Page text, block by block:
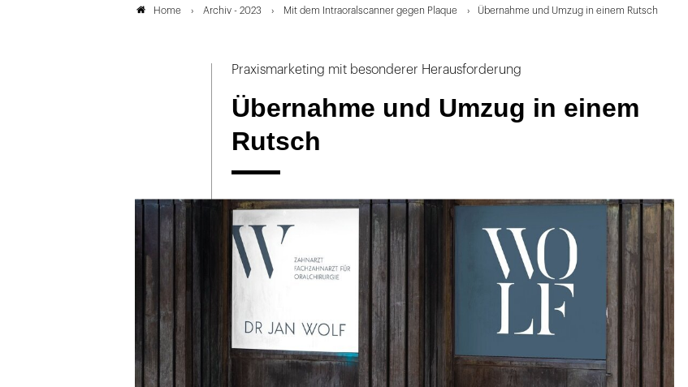
Home Archiv - 2023 Mit dem Intraoralscanner gegen Plaque Übernahme und Umzug in einem Rutsch
Praxismarketing mit besonderer Herausforderung
Übernahme und Umzug in einem
Rutsch